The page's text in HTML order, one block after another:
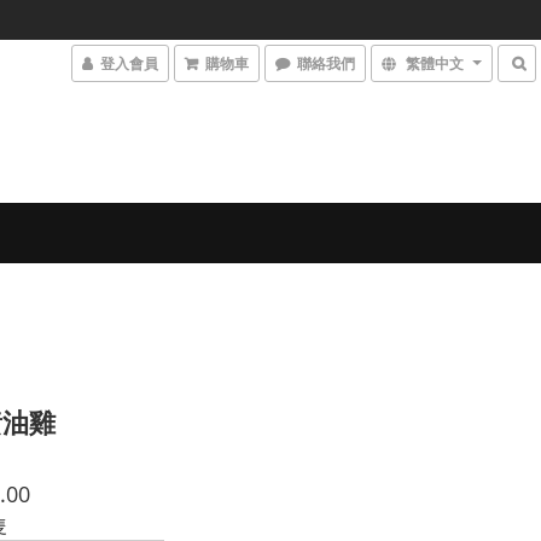
登入會員 購物車 聯絡我們 繁體中文
雞